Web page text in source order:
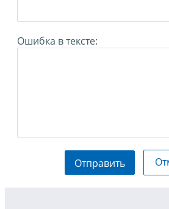
Ошибка в тексте:
Отправить